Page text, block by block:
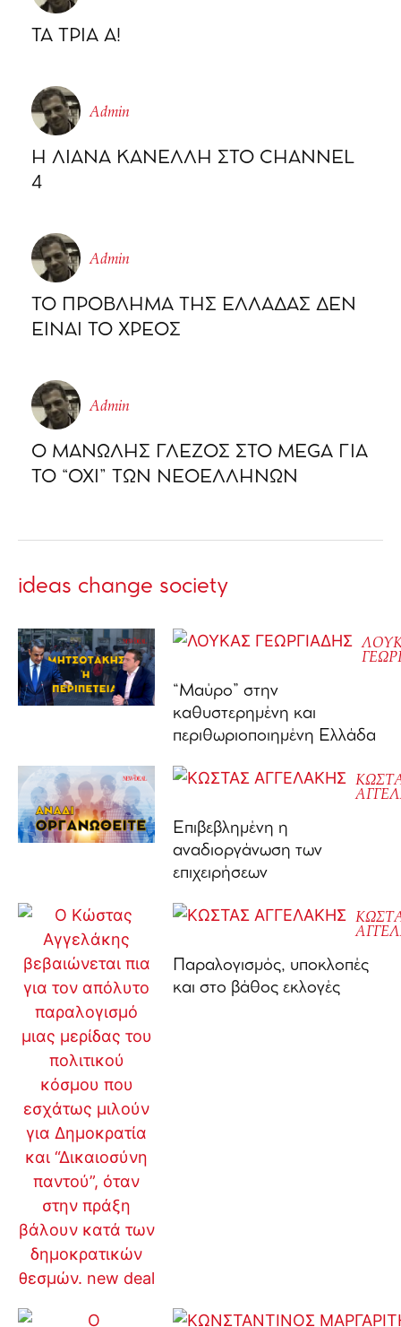
ΤΑ ΤΡΙΑ Α!
Admin
Η ΛΙΑΝΑ ΚΑΝΕΛΛΗ ΣΤΟ CHΑΝΝΕL
4
Admin
ΤΟ ΠΡΟΒΛΗΜΑ ΤΗΣ ΕΛΛΑΔΑΣ ΔΕΝ
ΕΙΝΑΙ ΤΟ ΧΡΕΟΣ
Admin
Ο ΜΑΝΩΛΗΣ ΓΛΕΖΟΣ ΣΤΟ MEGA ΓΙΑ
ΤΟ “ΟΧΙ” ΤΩΝ ΝΕΟΕΛΛΗΝΩΝ
ideas change society
“Μαύρο” στην
καθυστερημένη και
περιθωριοποιημένη Ελλάδα
Επιβεβλημένη η
αναδιοργάνωση των
επιχειρήσεων
Παραλογισμός, υποκλοπές
και στο βάθος εκλογές